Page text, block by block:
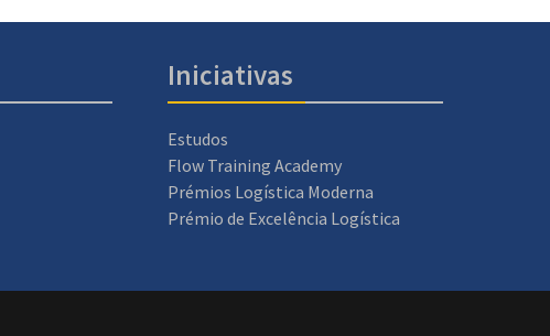
Iniciativas
Estudos
Flow Training Academy
Prémios Logística Moderna
Prémio de Excelência Logística